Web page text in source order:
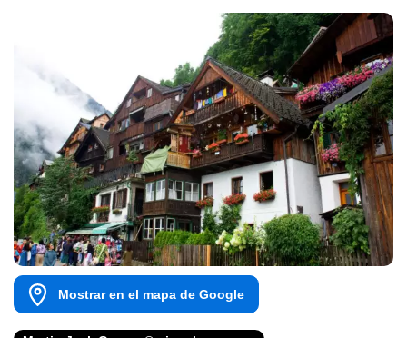
Mostrar en el mapa de Google